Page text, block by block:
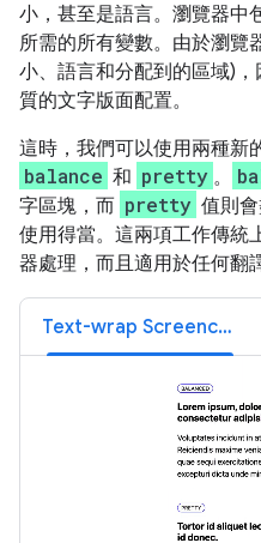
小，甚至是語言。瀏覽器中
所需的所有變數。由於瀏覽
小、語言和分配到的區域)
質的文字版面配置。
這時，我們可以使用兩種新
balance 和 pretty 。
字區塊，而 pretty 值則
使用得當。這兩項工作傳統
器處理，而且適用於任何翻
Text-wrap Screencast